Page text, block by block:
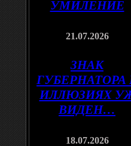
УМИЛЕНИЕ
21.07.2026
ЗНАК
ГУБЕРНАТОРА
ИЛЛЮЗИЯХ
ВИДЕН…
18.07.2026